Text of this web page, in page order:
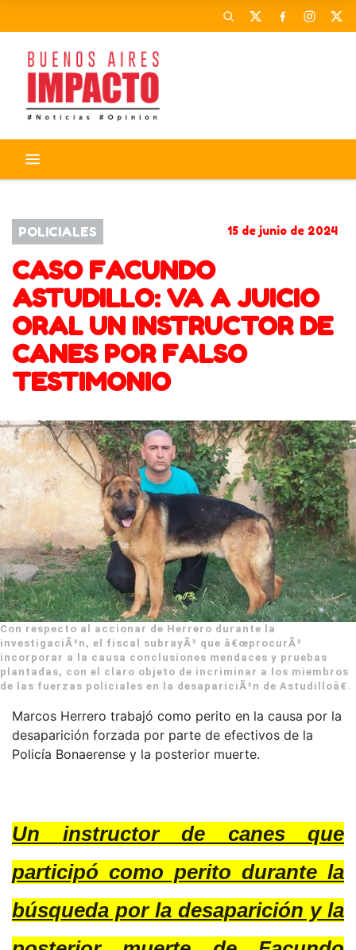
POLICIALES 15 de junio de 2024
CASO FACUNDO
ASTUDILLO: VA A JUICIO
ORAL UN INSTRUCTOR DE
CANES POR FALSO
TESTIMONIO
Con respecto al accionar de Herrero durante la
investigaciÃ³n, el fiscal subrayÃ³ que â€œprocurÃ³
incorporar a la causa conclusiones mendaces y pruebas
plantadas, con el claro objeto de incriminar a los miembros
de las fuerzas policiales en la desapariciÃ³n de Astudilloâ€.
Marcos Herrero trabajó como perito en la causa por la
desaparición forzada por parte de efectivos de la
Policía Bonaerense y la posterior muerte.
Un instructor de canes que
participó como perito durante la
búsqueda por la desaparición y la